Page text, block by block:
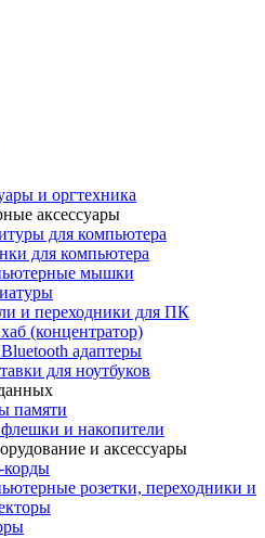
и оргтехника
аксессуары
для компьютера
для компьютера
мышки
и переходники для ПК
(концентратор)
адаптеры
для ноутбуков
памяти
и накопители
и аксессуары
корды
розетки, переходники и